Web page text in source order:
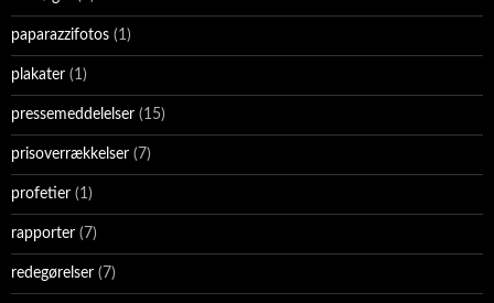
paparazzifotos (1)
plakater (1)
pressemeddelelser (15)
prisoverrækkelser (7)
profetier (1)
rapporter (7)
redegørelser (7)